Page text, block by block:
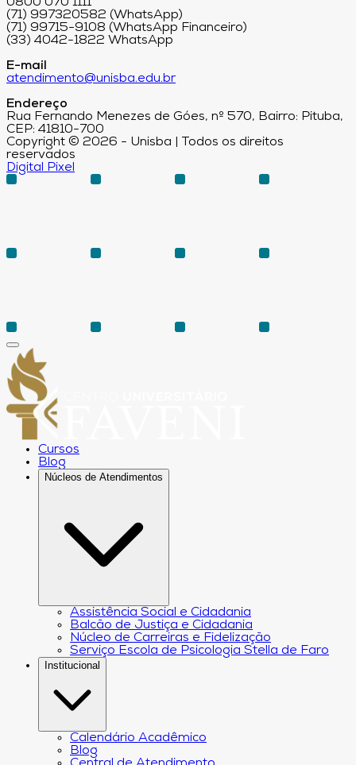
0800 070 1111
(71) 997320582 (WhatsApp)
(71) 99715-9108 (WhatsApp Financeiro)
(33) 4042-1822 WhatsApp
E-mail
atendimento@unisba.edu.br
Endereço
Rua Fernando Menezes de Góes, nº 570, Bairro: Pituba,
CEP: 41810-700
Copyright © 2026 - Unisba | Todos os direitos
reservados
Digital Pixel
Cursos
Blog
Núcleos de Atendimentos
Assistência Social e Cidadania
Balcão de Justiça e Cidadania
Núcleo de Carreiras e Fidelização
Serviço Escola de Psicologia Stella de Faro
Institucional
Calendário Acadêmico
Blog